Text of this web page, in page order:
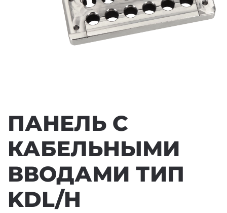
ПАНЕЛЬ С
КАБЕЛЬНЫМИ
ВВОДАМИ ТИП
KDL/H